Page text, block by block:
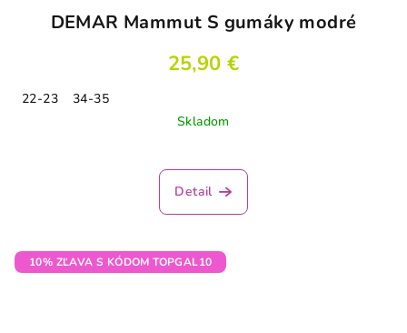
DEMAR Mammut S gumáky modré
25,90 €
22-23
34-35
Skladom
Detail
10% ZĽAVA S KÓDOM TOPGAL10